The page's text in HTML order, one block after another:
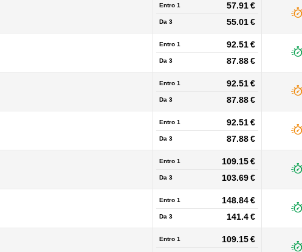
Entro 1 57.91 €
Da 3 55.01 €
Entro 1 92.51 €
Da 3 87.88 €
Entro 1 92.51 €
Da 3 87.88 €
Entro 1 92.51 €
Da 3 87.88 €
Entro 1 109.15 €
Da 3 103.69 €
Entro 1 148.84 €
Da 3 141.4 €
Entro 1
109.15 €